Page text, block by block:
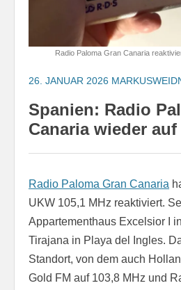
Radio Paloma Gran Canaria
26. JANUAR 2026
Spanien: Radio
Canaria wieder
Radio Paloma Gran Canaria
UKW 105,1 MHz reaktiviert.
Appartementhaus Excelsior I
Tirajana in Playa del Ingles.
Standort, von dem auch
Gold FM auf 103,8 MHz und